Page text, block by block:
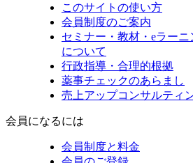
このサイトの使い方
会員制度のご案内
セミナー・教材・eラーニ
について
行政指導・合理的根拠
薬事チェックのあらまし
売上アップコンサルティ
会員になるには
会員制度と料金